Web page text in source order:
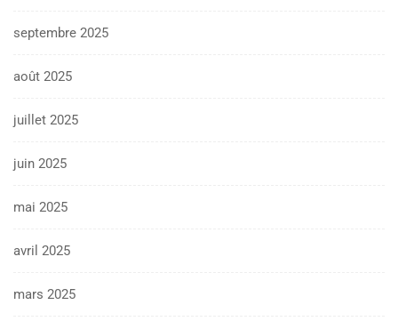
septembre 2025
août 2025
juillet 2025
juin 2025
mai 2025
avril 2025
mars 2025